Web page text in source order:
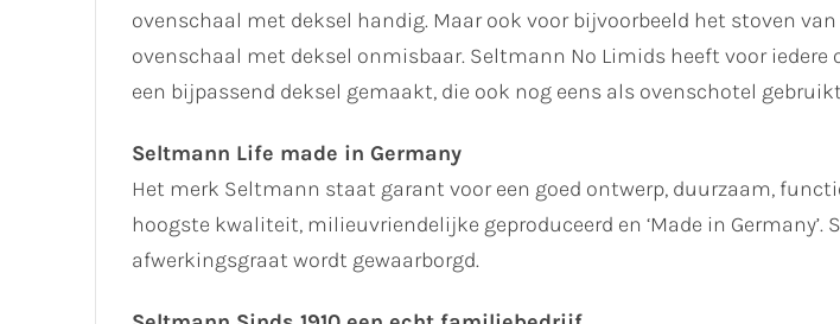
ovenschaal met deksel handig. Maar ook voor bijvoorbeeld het stoven van
ovenschaal met deksel onmisbaar. Seltmann No Limids heeft voor iedere
een bijpassend deksel gemaakt, die ook nog eens als ovenschotel
Seltmann Life made in Germany
Het merk Seltmann staat garant voor een goed ontwerp, duurzaam,
hoogste kwaliteit, milieuvriendelijke geproduceerd en ‘Made in
afwerkingsgraat wordt gewaarborgd.